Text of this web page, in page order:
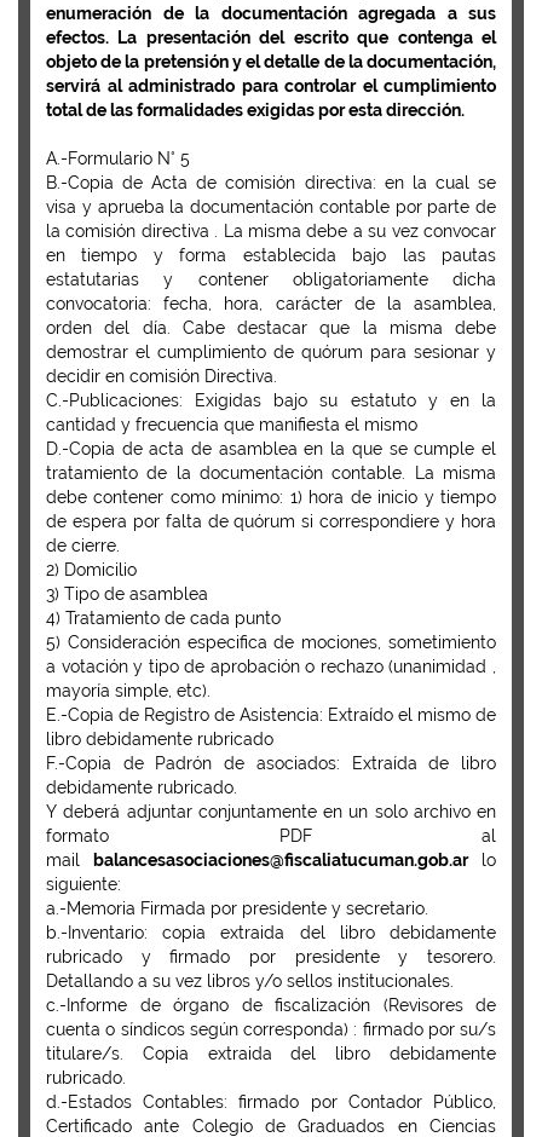
enumeración de la documentación agregada a sus
efectos. La presentación del escrito que contenga el
objeto de la pretensión y el detalle de la documentación,
servirá al administrado para controlar el cumplimiento
total de las formalidades exigidas por esta dirección.
A.-Formulario N° 5
B.-Copia de Acta de comisión directiva: en la cual se
visa y aprueba la documentación contable por parte de
la comisión directiva . La misma debe a su vez convocar
en tiempo y forma establecida bajo las pautas
estatutarias y contener obligatoriamente dicha
convocatoria: fecha, hora, carácter de la asamblea,
orden del día. Cabe destacar que la misma debe
demostrar el cumplimiento de quórum para sesionar y
decidir en comisión Directiva.
C.-Publicaciones: Exigidas bajo su estatuto y en la
cantidad y frecuencia que manifiesta el mismo
D.-Copia de acta de asamblea en la que se cumple el
tratamiento de la documentación contable. La misma
debe contener como mínimo: 1) hora de inicio y tiempo
de espera por falta de quórum si correspondiere y hora
de cierre.
2) Domicilio
3) Tipo de asamblea
4) Tratamiento de cada punto
5) Consideración especifica de mociones, sometimiento
a votación y tipo de aprobación o rechazo (unanimidad ,
mayoría simple, etc).
E.-Copia de Registro de Asistencia: Extraído el mismo de
libro debidamente rubricado
F.-Copia de Padrón de asociados: Extraída de libro
debidamente rubricado.
Y deberá adjuntar conjuntamente en un solo archivo en
formato PDF al
mail
balancesasociaciones@fiscaliatucuman.gob.arlo
siguiente:
a.-Memoria Firmada por presidente y secretario.
b.-Inventario: copia extraida del libro debidamente
rubricado y firmado por presidente y tesorero.
Detallando a su vez libros y/o sellos institucionales.
c.-Informe de órgano de fiscalización (Revisores de
cuenta o síndicos según corresponda) : firmado por su/s
titulare/s. Copia extraida del libro debidamente
rubricado.
d.-Estados Contables: firmado por Contador Público,
Certificado ante Colegio de Graduados en Ciencias